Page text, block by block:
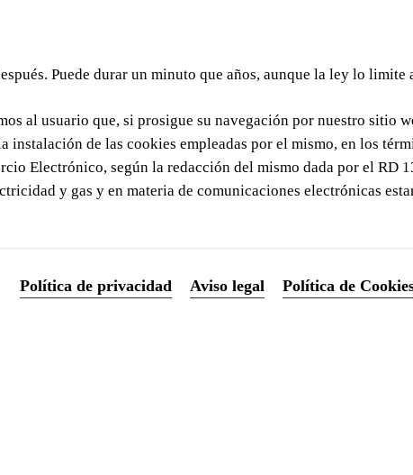
Puede durar un minuto que años, aunque la ley lo limite
al usuario que, si prosigue su navegación por nuestro sitio
instalación de las cookies empleadas por el mismo, en los
Electrónico, según la redacción del mismo dada por el RD
y gas y en materia de comunicaciones electrónicas
Política de privacidad Aviso legal Política de